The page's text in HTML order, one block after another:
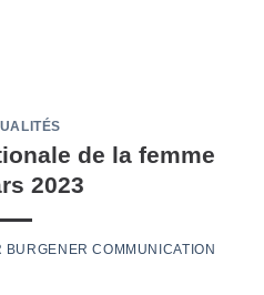
de la femme
2023